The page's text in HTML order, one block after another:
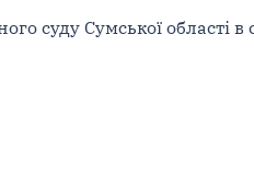
суду Сумської області в